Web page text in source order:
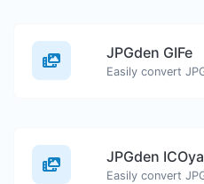
JPGden GIFe
JPGden ICOya